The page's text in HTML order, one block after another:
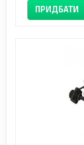
ПРИДБАТИ